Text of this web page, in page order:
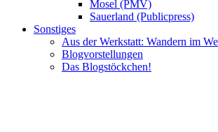
Mosel (PMV)
Sauerland (Publicpress)
Sonstiges
Aus der Werkstatt: Wandern im
Blogvorstellungen
Das Blogstöckchen!